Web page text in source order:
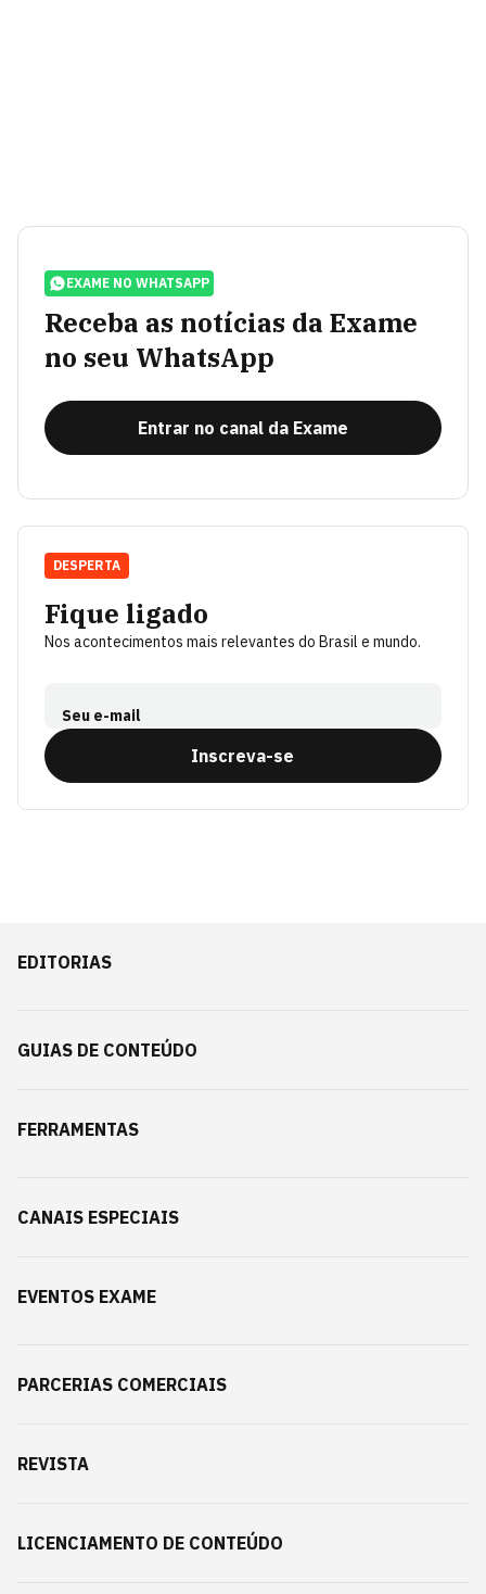
EXAME NO WHATSAPP
Receba as notícias da Exame
no seu WhatsApp
Entrar no canal da Exame
Fique ligado
Nos acontecimentos mais relevantes do Brasil e mundo.
Seu e-mail
Inscreva-se
DESPERTA
EDITORIAS
GUIAS DE CONTEÚDO
FERRAMENTAS
CANAIS ESPECIAIS
EVENTOS EXAME
PARCERIAS COMERCIAIS
REVISTA
LICENCIAMENTO DE CONTEÚDO